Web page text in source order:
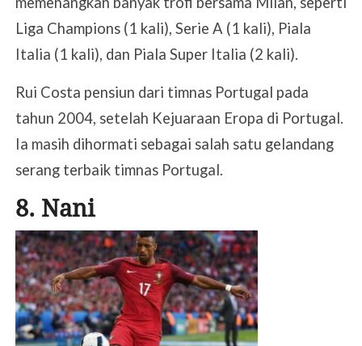
Liga Champions (1 kali), Serie A (1 kali), Piala
Italia (1 kali), dan Piala Super Italia (2 kali).
Rui Costa pensiun dari timnas Portugal pada
tahun 2004, setelah Kejuaraan Eropa di Portugal.
Ia masih dihormati sebagai salah satu gelandang
serang terbaik timnas Portugal.
8. Nani